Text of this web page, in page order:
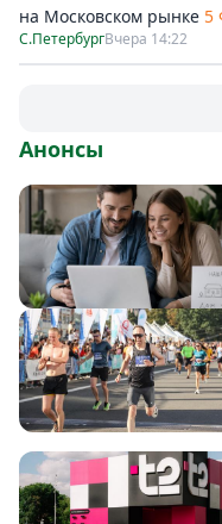
на Московском рынке 5
С.ПетербургВчера 14:22
Анонсы